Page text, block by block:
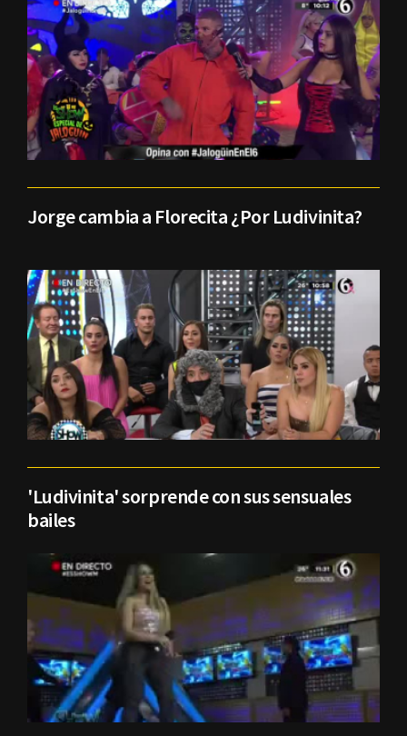
Jorge cambia a Florecita ¿Por Ludivinita?
'Ludivinita' sorprende con sus sensuales
bailes